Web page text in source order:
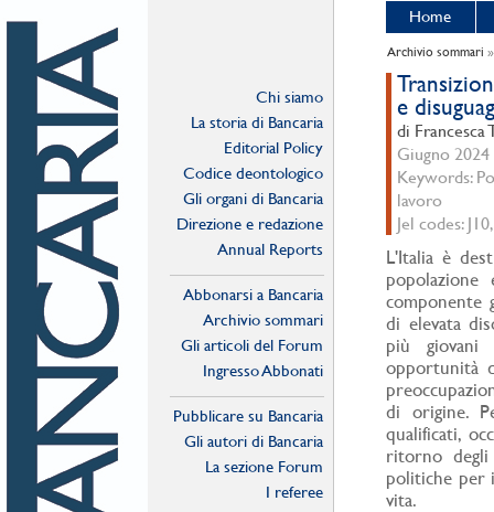
Chi siamo
La storia di Bancaria
Editorial Policy
Codice deontologico
Gli organi di Bancaria
Direzione e redazione
Annual Reports
Abbonarsi a Bancaria
Archivio sommari
Gli articoli del Forum
Ingresso Abbonati
Pubblicare su Bancaria
Gli autori di Bancaria
La sezione Forum
I referee
Home
Archivio sommari
e
di Francesca
Giugno 2024
Keywords:
lavoro
Jel codes:
L'Italia è
componente
di elevata
più giovani
opportunità
di origine.
qualificati,
ritorno degli
politiche per
vita.